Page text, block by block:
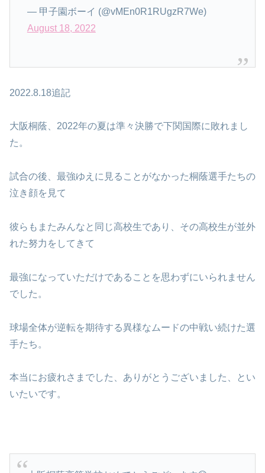
— 甲子園ボーイ (@vMEn0R1RUgzR7We)
August 18, 2022
2022.8.18追記
大阪桐蔭、2022年の夏は準々決勝で下関国際に敗れまし
た。
試合の後、最強ゆえに見ることがなかった桐蔭選手たちの
泣き顔を見て
彼らもまたみんなと同じ高校生であり、その高校生が並外
れた努力をしてきて
最強になっていただけであることを思わずにいられません
でした。
球場全体が逆転を期待する異様なムードの中戦い続けた選
手たち。
本当にお疲れさまでした、ありがとうございました、とい
いたいです。